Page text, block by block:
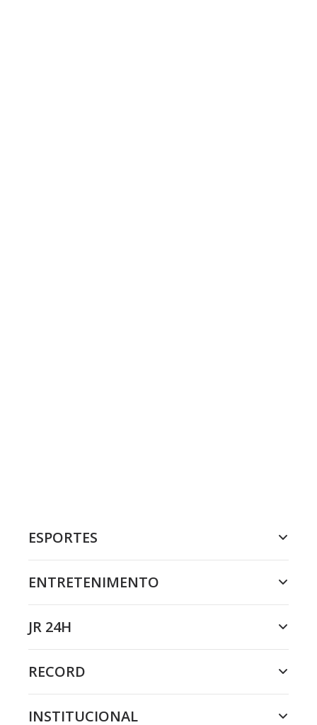
ESPORTES
ENTRETENIMENTO
JR 24H
RECORD
INSTITUCIONAL